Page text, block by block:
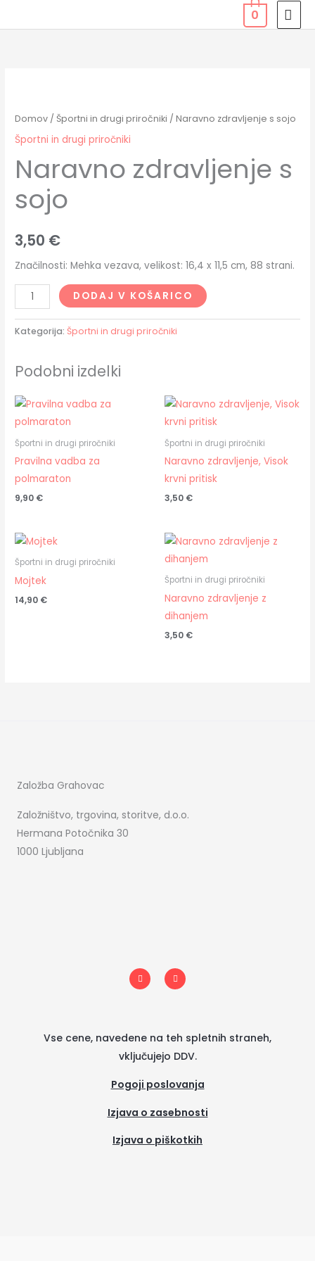
to
0
Domov /Športni in drugi priročniki / Naravno zdravljenje s sojo
Športni in drugi priročniki
Naravno zdravljenje s
sojo
3,50 €
Značilnosti: Mehka vezava, velikost: 16,4 x 11,5 cm, 88 strani.
s
sojo
DODAJ V KOŠARICO
Kategorija:Športni in drugi priročniki
Podobni izdelki
Športni in drugi priročniki
Pravilna vadba za
polmaraton
9,90 €
Športni in drugi priročniki
Naravno zdravljenje, Visok
krvni pritisk
3,50 €
Športni in drugi priročniki
Mojtek
14,90 €
Športni in drugi priročniki
Naravno zdravljenje z
dihanjem
3,50 €
Založba Grahovac
Založništvo, trgovina, storitve, d.o.o.
Hermana Potočnika 30
1000 Ljubljana
n
s
t
a
c
e
-
f
Vse cene, navedene na teh spletnih straneh,
vključujejo DDV.
Pogoji poslovanja
Izjava o zasebnosti
Izjava o piškotkih